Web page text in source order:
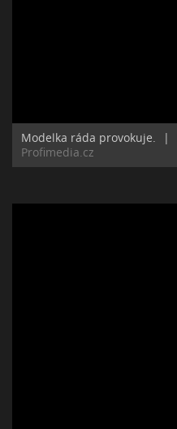
Modelka ráda provokuje. |
Profimedia.cz